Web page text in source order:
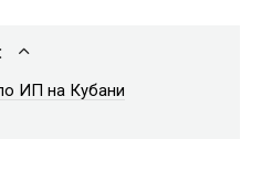
ИП на Кубани